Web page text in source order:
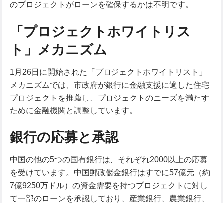
のプロジェクトがローンを確保するかは不明です。
「プロジェクトホワイトリス
ト」メカニズム
1月26日に開始された「プロジェクトホワイトリスト」
メカニズムでは、市政府が銀行に金融支援に適した住宅
プロジェクトを推薦し、プロジェクトのニーズを満たす
ために金融機関と調整しています。
銀行の応募と承認
中国の他の5つの国有銀行は、それぞれ2000以上の応募
を受けています。中国郵政儲金銀行はすでに57億元（約
7億9250万ドル）の資金需要を持つプロジェクトに対し
て一部のローンを承認しており、産業銀行、農業銀行、